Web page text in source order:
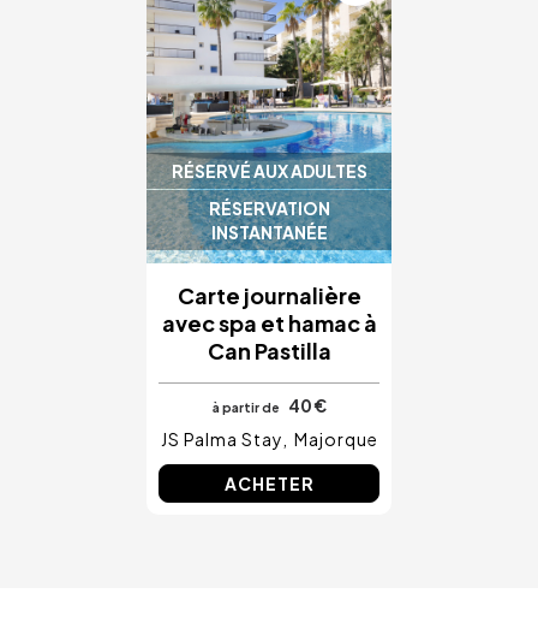
RÉSERVÉ AUX ADULTES
RÉSERVATION
INSTANTANÉE
Carte journalière
avec spa et hamac à
Can Pastilla
à partir de
40 €
JS Palma Stay
Majorque
ACHETER